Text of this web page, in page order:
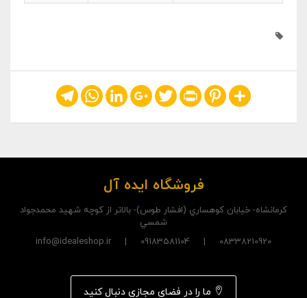
Share
Pinterest
Print
Twitter
Google+
LinkedIn
WhatsApp
Telegram
فروشگاه ایده آل
کرمانشاه- خيابان کوهساري (افشار طوس)- بالاتر از کوچه شهيد محمدجواد
شمسي
08338210920 | 09183581104 | info@idealeshop.ir
ما را در فضای مجازی دنبال کنید